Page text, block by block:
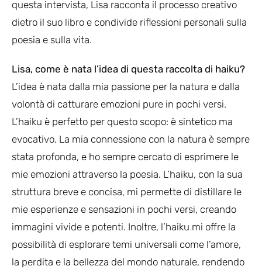
questa intervista, Lisa racconta il processo creativo
dietro il suo libro e condivide riflessioni personali sulla
poesia e sulla vita.
Lisa, come è nata l’idea di questa raccolta di haiku?
L’idea è nata dalla mia passione per la natura e dalla
volontà di catturare emozioni pure in pochi versi.
L’haiku è perfetto per questo scopo: è sintetico ma
evocativo. La mia connessione con la natura è sempre
stata profonda, e ho sempre cercato di esprimere le
mie emozioni attraverso la poesia. L’haiku, con la sua
struttura breve e concisa, mi permette di distillare le
mie esperienze e sensazioni in pochi versi, creando
immagini vivide e potenti. Inoltre, l’haiku mi offre la
possibilità di esplorare temi universali come l’amore,
la perdita e la bellezza del mondo naturale, rendendo